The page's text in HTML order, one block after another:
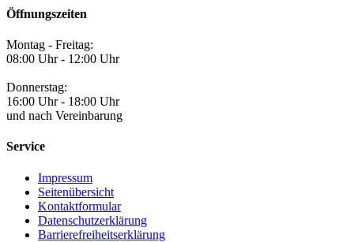
Öffnungszeiten
Montag - Freitag:
08:00 Uhr - 12:00 Uhr
Donnerstag:
16:00 Uhr - 18:00 Uhr
und nach Vereinbarung
Service
Impressum
Seitenübersicht
Kontaktformular
Datenschutzerklärung
Barrierefreiheitserklärung